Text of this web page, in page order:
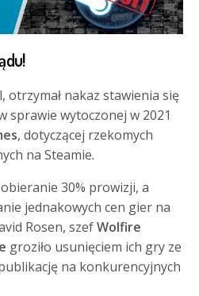
otrzymał nakaz stawienia się
sprawie wytoczonej w 2021
, dotyczącej rzekomych
na Steamie.
30% prowizji, a
jednakowych cen gier na
Rosen, szefWolfire
groziło usunięciem ich gry ze
na konkurencyjnych